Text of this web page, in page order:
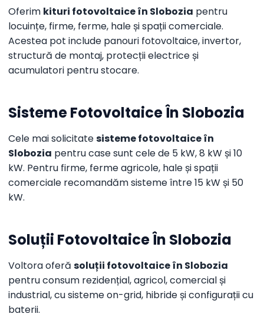
Oferim kituri fotovoltaice în Slobozia pentru
locuințe, firme, ferme, hale și spații comerciale.
Acestea pot include panouri fotovoltaice, invertor,
structură de montaj, protecții electrice și
acumulatori pentru stocare.
Sisteme Fotovoltaice În Slobozia
Cele mai solicitatesisteme fotovoltaice în
Slobozia pentru case sunt cele de 5 kW, 8 kW și 10
kW. Pentru firme, ferme agricole, hale și spații
comerciale recomandăm sisteme între 15 kW și 50
kW.
Soluții Fotovoltaice În Slobozia
Voltora oferă soluții fotovoltaice în Slobozia
pentru consum rezidențial, agricol, comercial și
industrial, cu sisteme on-grid, hibride și configurații cu
baterii.